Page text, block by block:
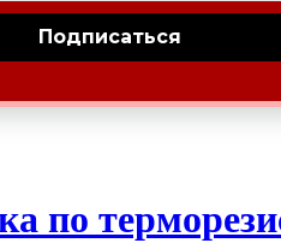
Подписаться
по